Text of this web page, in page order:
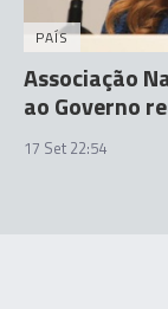
PAÍS
Associação
ao Governo
17 Set 22:54